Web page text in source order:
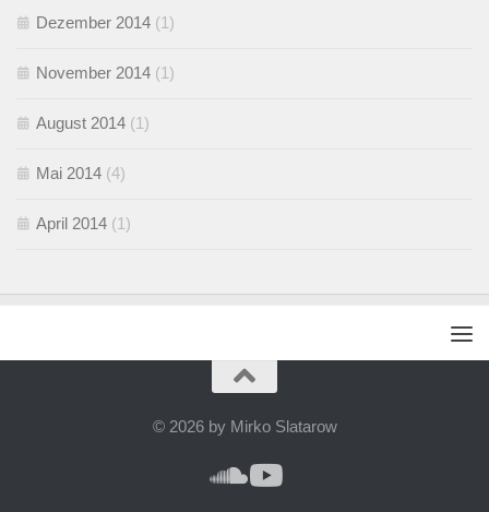
Dezember 2014 (1)
November 2014 (1)
August 2014 (1)
Mai 2014 (4)
April 2014 (1)
© 2026 by Mirko Slatarow